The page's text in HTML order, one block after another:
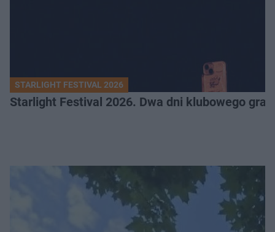
STARLIGHT FESTIVAL 2026
Starlight Festival 2026. Dwa dni klubowego